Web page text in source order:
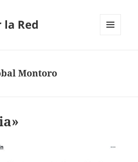
la Red
Montoro